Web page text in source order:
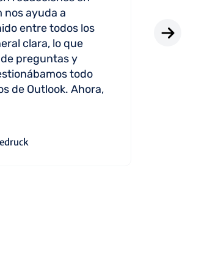
nos ayuda a
entre todos los
clara, lo que
preguntas y
todo
de Outlook. Ahora,